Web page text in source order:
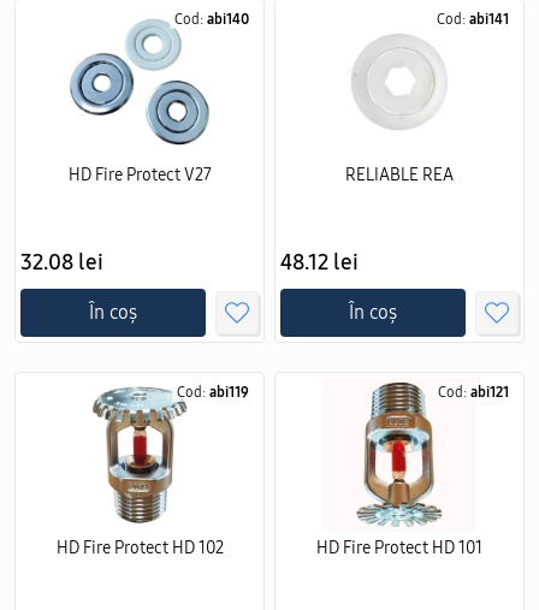
Cod: abi140
HD Fire Protect V27
32.08 lei
În coș
Cod: abi141
RELIABLE REA
48.12 lei
În coș
Cod: abi119
HD Fire Protect HD 102
Cod: abi121
HD Fire Protect HD 101